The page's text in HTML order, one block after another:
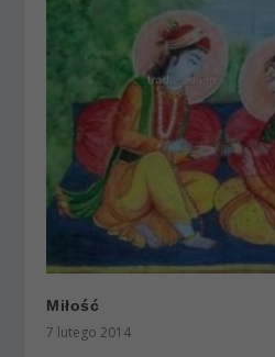
Miłość
7 lutego 2014